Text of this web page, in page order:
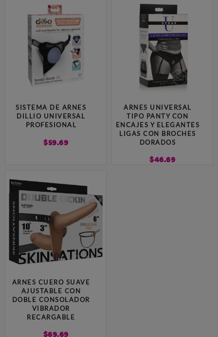
SISTEMA DE ARNES
DILLIO UNIVERSAL
PROFESIONAL
$59.69
ARNES UNIVERSAL
TIPO PANTY CON
ENCAJES Y ELEGANTES
LIGAS CON BROCHES
DORADOS
$46.69
ARNES CUERO SUAVE
AJUSTABLE CON
DOBLE CONSOLADOR
VIBRADOR
RECARGABLE